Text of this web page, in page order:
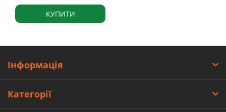
КУПИТИ
Інформація
Категорії